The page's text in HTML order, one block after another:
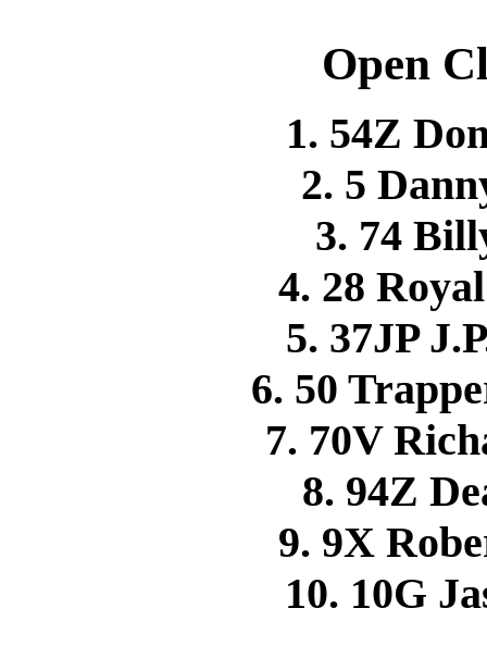
Open
1. 54Z
2. 5
3. 74
4. 28
5. 37JP
6. 50
7. 70V
8. 94Z
9. 9X
10. 10G